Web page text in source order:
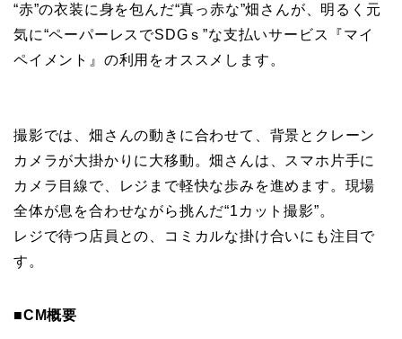
“赤”の衣装に身を包んだ“真っ赤な”畑さんが、明るく元
気に“ペーパーレスでSDGｓ”な支払いサービス『マイ
ペイメント』の利用をオススメします。
撮影では、畑さんの動きに合わせて、背景とクレーン
カメラが大掛かりに大移動。畑さんは、スマホ片手に
カメラ目線で、レジまで軽快な歩みを進めます。現場
全体が息を合わせながら挑んだ“1カット撮影”。
レジで待つ店員との、コミカルな掛け合いにも注目で
す。
■CM概要